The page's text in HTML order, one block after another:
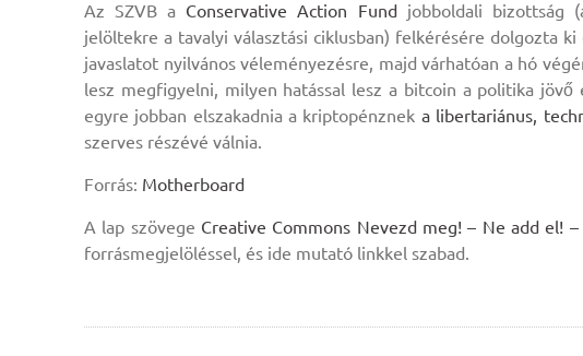
Az SZVB a Conservative Action Fundjobboldali bizottság
jelöltekre a tavalyi választási ciklusban) felkérésére dolgozta
javaslatot nyilvános véleményezésre, majd várhatóan a hó
lesz megfigyelni, milyen hatással lesz a bitcoin a politika
egyre jobban elszakadnia a kriptopénznek a libertariánus,
szerves részévé válnia.
Forrás: Motherboard
A lap szövege Creative Commons Nevezd meg! – Ne add el!
forrásmegjelöléssel, és ide mutató linkkel szabad.